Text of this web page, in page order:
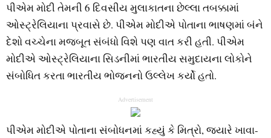
પીએમ મોદી તેમની 6 દિવસીય મુલાકાતના છેલ્લા તબક્કામાં
ઓસ્ટ્રેલિયાના પ્રવાસે છે. પીએમ મોદીએ પોતાના ભાષણમાં બંને
દેશો વચ્ચેના મજબૂત સંબંધો વિશે પણ વાત કરી હતી. પીએમ
મોદીએ ઓસ્ટ્રેલિયાના સિડનીમાં ભારતીય સમુદાયના લોકોને
સંબોધિત કરતા ભારતીય ભોજનનો ઉલ્લેખ કર્યો હતો.
Advertisement
પીએમ મોદીએ પોતાના સંબોધનમાં કહ્યું કે મિત્રો, જ્યારે ખાવા-